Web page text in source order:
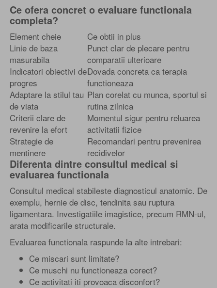
Ce ofera concret o evaluare functionala
completa?
Element cheie
Ce obtii in plus
Linie de baza
masurabila
Punct clar de plecare pentru
comparatii ulterioare
Indicatori obiectivi de
progres
Dovada concreta ca terapia
functioneaza
Adaptare la stilul tau
de viata
Plan corelat cu munca, sportul si
rutina zilnica
Criterii clare de
revenire la efort
Momentul sigur pentru reluarea
activitatii fizice
Strategie de
mentinere
Recomandari pentru prevenirea
recidivelor
Diferenta dintre consultul medical si
evaluarea functionala
Consultul medical stabileste diagnosticul anatomic. De
exemplu, hernie de disc, tendinita sau ruptura
ligamentara. Investigatiile imagistice, precum RMN-ul,
arata modificarile structurale.
Evaluarea functionala raspunde la alte intrebari:
Ce miscari sunt limitate?
Ce muschi nu functioneaza corect?
Ce activitati iti provoaca disconfort?